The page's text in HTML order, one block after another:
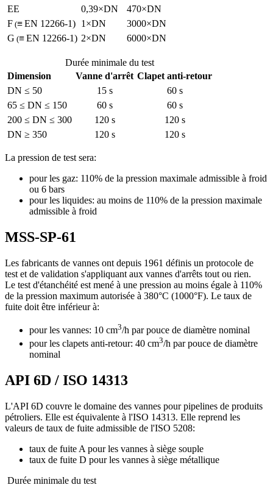
EE
0,39×DN
470×DN
F (≡EN 12266-1) 1×DN
3000×DN
G (≡EN 12266-1) 2×DN 6000×DN
Durée minimale du test
Dimension
Vanne d'arrêt Clapet anti-retour
DN ≤ 50
15 s
60 s
65 ≤ DN ≤ 150
60 s
60 s
200 ≤ DN ≤ 300
120 s
120 s
DN ≥ 350
120 s 120 s
La pression de test sera:
pour les gaz: 110% de la pression maximale admissible à froid
ou 6 bars
pour les liquides: au moins de 110% de la pression maximale
admissible à froid
MSS-SP-61
Les fabricants de vannes ont depuis 1961 définis un protocole de
test et de validation s'appliquant aux vannes d'arrêts tout ou rien.
Le test d'étanchéité est mené à une pression au moins égale à 110%
de la pression maximum autorisée à 380°C (1000°F). Le taux de
fuite doit être inférieur à:
pour les vannes: 10 cm3/h par pouce de diamètre nominal
pour les clapets anti-retour: 40 cm3/h par pouce de diamètre
nominal
API 6D / ISO 14313
L'API 6D couvre le domaine des vannes pour pipelines de produits
pétroliers. Elle est équivalente à l'ISO 14313. Elle reprend les
valeurs de taux de fuite admissible de l'ISO 5208:
taux de fuite A pour les vannes à siège souple
taux de fuite D pour les vannes à siège métallique
Durée minimale du test